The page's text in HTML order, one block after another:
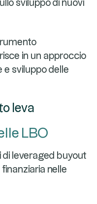
sviluppo di nuovi
in un approccio
e sviluppo delle
leva
LBO
di leveraged buyout
nelle